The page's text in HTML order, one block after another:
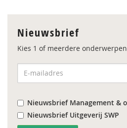
Nieuwsbrief
Kies 1 of meerdere
Nieuwsbrief Management &
Nieuwsbrief Uitgeverij SWP